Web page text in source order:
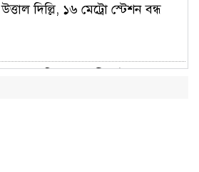
উত্তাল দিল্লি, ১৬ মেট্রো স্টেশন বন্ধ